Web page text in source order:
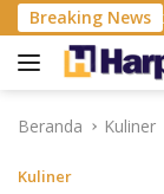
Langsung
ke
konten
Breaking News
Praktisi
Beranda Kuliner
Kuliner